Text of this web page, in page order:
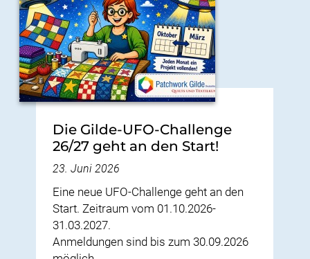
Die Gilde-UFO-Challenge
26/27 geht an den Start!
23. Juni 2026
Eine neue UFO-Challenge geht an den
Start. Zeitraum vom 01.10.2026-
31.03.2027.
Anmeldungen sind bis zum 30.09.2026